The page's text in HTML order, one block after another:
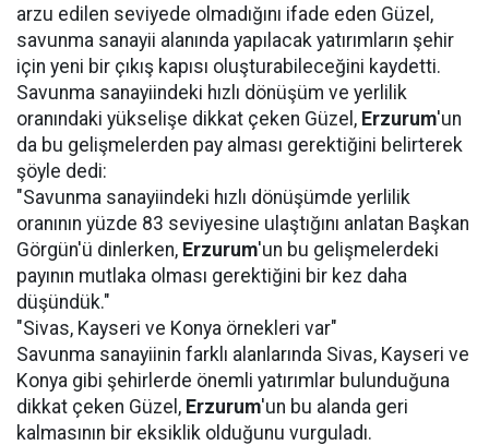
arzu edilen seviyede olmadığını ifade eden Güzel,
savunma sanayii alanında yapılacak yatırımların şehir
için yeni bir çıkış kapısı oluşturabileceğini kaydetti.
Savunma sanayiindeki hızlı dönüşüm ve yerlilik
oranındaki yükselişe dikkat çeken Güzel, Erzurum'un
da bu gelişmelerden pay alması gerektiğini belirterek
şöyle dedi:
"Savunma sanayiindeki hızlı dönüşümde yerlilik
oranının yüzde 83 seviyesine ulaştığını anlatan Başkan
Görgün'ü dinlerken, Erzurum'un bu gelişmelerdeki
payının mutlaka olması gerektiğini bir kez daha
düşündük."
"Sivas, Kayseri ve Konya örnekleri var"
Savunma sanayiinin farklı alanlarında Sivas, Kayseri ve
Konya gibi şehirlerde önemli yatırımlar bulunduğuna
dikkat çeken Güzel, Erzurum'un bu alanda geri
kalmasının bir eksiklik olduğunu vurguladı.